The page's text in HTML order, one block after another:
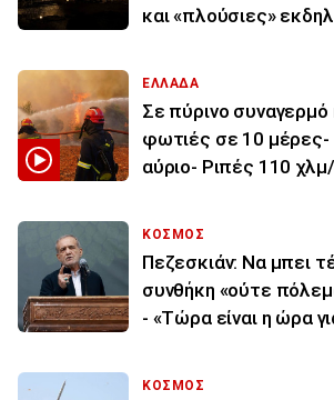
και «πλούσιες»
ΕΛΛΑΔΑ
Σε πύρινο
φωτιές σε 10 μέρες-
αύριο- Ριπές 110
ΚΟΣΜΟΣ
Πεζεσκιάν: Να μπει
συνθήκη «ούτε
- «Τώρα είναι η ώρα
ΚΟΣΜΟΣ